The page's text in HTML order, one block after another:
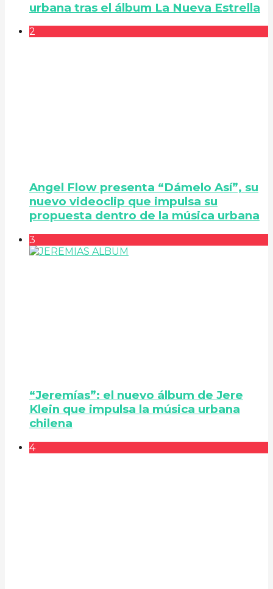
urbana tras el álbum La Nueva Estrella
2
Angel Flow presenta “Dámelo Así”, su
nuevo videoclip que impulsa su
propuesta dentro de la música urbana
3
“Jeremías”: el nuevo álbum de Jere
Klein que impulsa la música urbana
chilena
4